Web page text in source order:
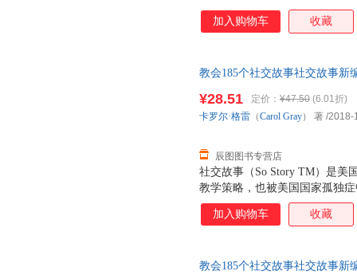
针对孤独症儿童核心问题之一
开干预，在写故事和说故事的
编》作为十五周年增订纪念版
卡罗尔还在《社交故事新编》
教育者及家长可以依此编写符
加入购物车 收藏
教会185个社交故事社交故事新
社交故事（So Story TM）是美
教学策略，也被美国国家孤独
针对孤独症儿童核心问题之一
开干预，在写故事和说故事的
编》作为十五周年增订纪念版
¥28.51 定价： ¥47.50 (6.01折)
辰图图书专营店
卡罗尔·格雷 （Carol Gray） 著 /2018-
加入购物车 收藏
教会185个社交故事社交故事新